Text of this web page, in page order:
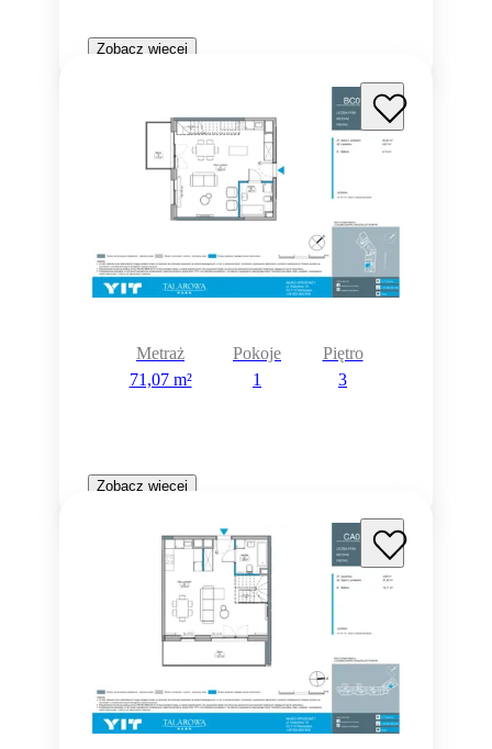
Zobacz więcej
Metraż
71,07 m²
Pokoje
1
Piętro
3
Zobacz więcej